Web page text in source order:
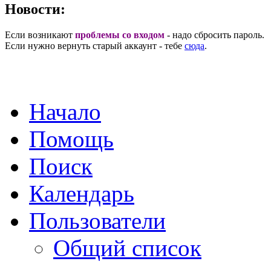
Новости:
Если возникают проблемы со входом - надо сбросить пароль.
Если нужно вернуть старый аккаунт - тебе сюда.
Начало
Помощь
Поиск
Календарь
Пользователи
Общий список